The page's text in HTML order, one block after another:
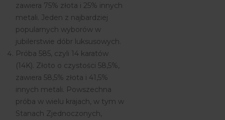
zawiera 75% złota i 25% innych
metali. Jeden z najbardziej
popularnych wyborów w
jubilerstwie dóbr luksusowych.
Próba 585, czyli 14 karatów
(14K). Złoto o czystości 58,5%,
zawiera 58,5% złota i 41,5%
innych metali. Powszechna
próba w wielu krajach, w tym w
Stanach Zjednoczonych,